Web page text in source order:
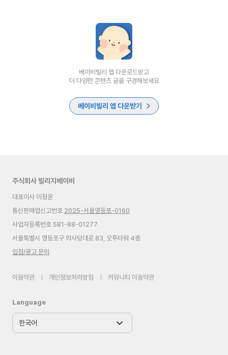
베이비빌리 앱 다운로드받고
더 다양한 콘텐츠 글을 구경해보세요
베이비빌리 앱 다운받기
주식회사 빌리지베이비
대표이사 이정윤
통신판매업신고번호 2025-서울영등포-0160
사업자등록번호 581-88-01277
서울특별시 영등포구 의사당대로 83, 오투타워 4층
입점/광고 문의
이용약관 개인정보처리방침 커뮤니티 이용약관
Language